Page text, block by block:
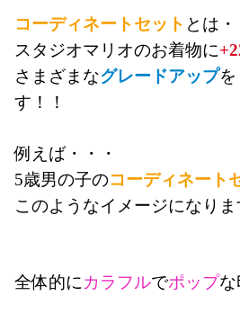
コーディネートセット とは・
スタジオマリオのお着物に
さまざまなグレードアップを
す！！
例えば・・・
5歳男の子のコーディネート
このようなイメージになりま
全体的にカラフルでポップ